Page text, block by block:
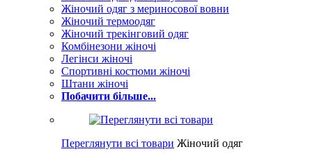
Жіночий одяг з мериносової вовни
Жіночий термоодяг
Жіночий трекінговий одяг
Комбінезони жіночі
Легінси жіночі
Спортивні костюми жіночі
Штани жіночі
Побачити більше...
Переглянути всі товари Жіночий одяг